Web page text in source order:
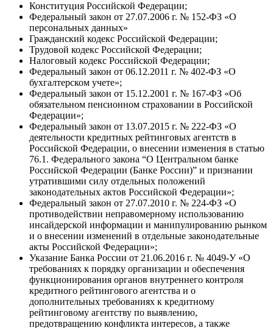
Конституция Российской Федерации;
Федеральный закон от 27.07.2006 г. № 152-ФЗ «О
персональных данных»
Гражданский кодекс Российской Федерации;
Трудовой кодекс Российской Федерации;
Налоговый кодекс Российской Федерации;
Федеральный закон от 06.12.2011 г. № 402-ФЗ «О
бухгалтерском учете»;
Федеральный закон от 15.12.2001 г. № 167-ФЗ «Об
обязательном пенсионном страховании в Российской
Федерации»;
Федеральный закон от 13.07.2015 г. № 222-ФЗ «О
деятельности кредитных рейтинговых агентств в
Российской Федерации, о внесении изменения в статью
76.1. Федерального закона “О Центральном банке
Российской Федерации (Банке России)” и признании
утратившими силу отдельных положений
законодательных актов Российской Федерации»;
Федеральный закон от 27.07.2010 г. № 224-ФЗ «О
противодействии неправомерному использованию
инсайдерской информации и манипулированию рынком
и о внесении изменений в отдельные законодательные
акты Российской Федерации»;
Указание Банка России от 21.06.2016 г. № 4049-У «О
требованиях к порядку организации и обеспечения
функционирования органов внутреннего контроля
кредитного рейтингового агентства и о
дополнительных требованиях к кредитному
рейтинговому агентству по выявлению,
предотвращению конфликта интересов, а также